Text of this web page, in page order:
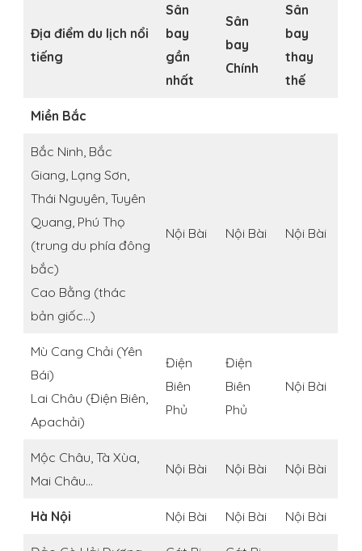
Địa điểm du lịch nổi
tiếng
Sân
bay
gần
nhất
Sân
bay
Chính
Sân
bay
thay
thế
Miền Bắc
Bắc Ninh, Bắc
Giang, Lạng Sơn,
Thái Nguyên, Tuyên
Quang, Phú Thọ
(trung du phía đông
bắc)
Cao Bằng (thác
bản giốc…)
Nội Bài Nội Bài Nội Bài
Mù Cang Chải (Yên
Bái)
Lai Châu (Điện Biên,
Apachải)
Điện
Biên
Phủ
Điện
Biên
Phủ
Nội Bài
Mộc Châu, Tà Xùa,
Mai Châu…
Nội Bài Nội Bài Nội Bài
Hà Nội Nội Bài Nội Bài Nội Bài